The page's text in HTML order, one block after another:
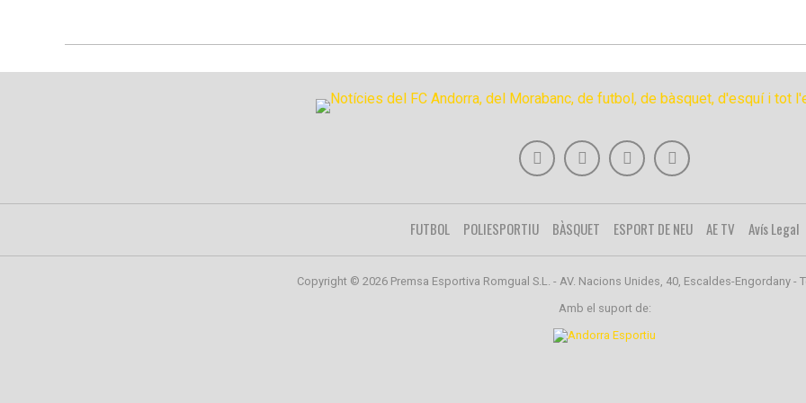
FUTBOL POLIESPORTIU BÀSQUET ESPORT DE NEU AE TV Avís Legal
Copyright © 2026 Premsa Esportiva Romgual S.L. - AV. Nacions Unides, 40, Escaldes-Engordany -
Amb el suport de: